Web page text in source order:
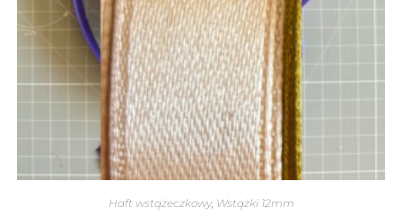
Haft wstążeczkowy, Wstążki 12mm